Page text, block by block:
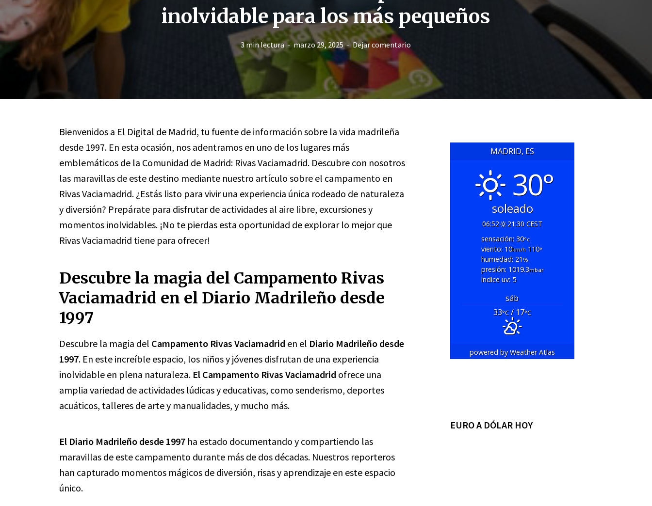
inolvidable para los más pequeños
3 min lectura marzo 29, 2025 Dejar comentario
Bienvenidos a El Digital de Madrid, tu fuente de información sobre la vida madrileña
desde 1997. En esta ocasión, nos adentramos en uno de los lugares más
emblemáticos de la Comunidad de Madrid: Rivas Vaciamadrid. Descubre con nosotros
las maravillas de este destino mediante nuestro artículo sobre el campamento en
Rivas Vaciamadrid. ¿Estás listo para vivir una experiencia única rodeado de naturaleza
y diversión? Prepárate para disfrutar de actividades al aire libre, excursiones y
momentos inolvidables. ¡No te pierdas esta oportunidad de explorar lo mejor que
Rivas Vaciamadrid tiene para ofrecer!
Descubre la magia del Campamento Rivas
Vaciamadrid en el Diario Madrileño desde
1997
Descubre la magia del Campamento Rivas Vaciamadrid en el Diario Madrileño desde
1997. En este increíble espacio, los niños y jóvenes disfrutan de una experiencia
inolvidable en plena naturaleza. El Campamento Rivas Vaciamadrid ofrece una
amplia variedad de actividades lúdicas y educativas, como senderismo, deportes
acuáticos, talleres de arte y manualidades, y mucho más.
El Diario Madrileño desde 1997 ha estado documentando y compartiendo las
maravillas de este campamento durante más de dos décadas. Nuestros reporteros
han capturado momentos mágicos de diversión, risas y aprendizaje en este espacio
único.
MADRID, ES
30°
soleado
06:52
21:30 CEST
sensación: 30°c
viento: 10km/h110°
humedad: 21 %
presión: 1019.3mbar
índice uv: 5
sáb
33°C/ 17°C
powered byWeather Atlas
EURO A DÓLAR HOY